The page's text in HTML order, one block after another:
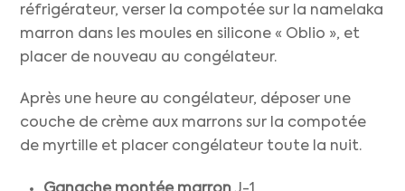
réfrigérateur, verser la compotée sur la namelaka
marron dans les moules en silicone « Oblio », et
placer de nouveau au congélateur.
Après une heure au congélateur, déposer une
couche de crème aux marrons sur la compotée
de myrtille et placer congélateur toute la nuit.